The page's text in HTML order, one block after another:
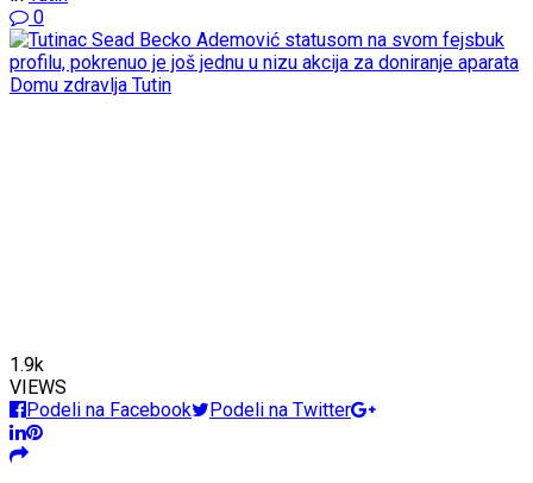
0
1.9k
VIEWS
Podeli na Facebook
Podeli na Twitter